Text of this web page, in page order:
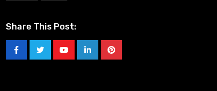
Share This Post: